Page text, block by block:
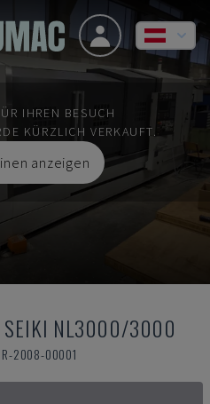
IHREN BESUCH
KÜRZLICH VERKAUFT.
anzeigen
SEIKI NL3000/3000
2008-00001